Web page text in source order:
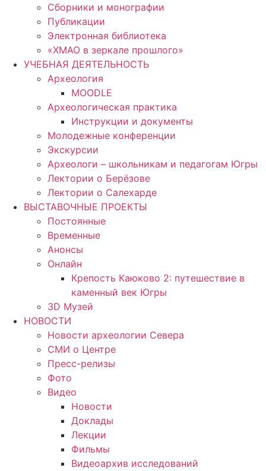
Сборники и монографии
Публикации
Электронная библиотека
«ХМАО в зеркале прошлого»
УЧЕБНАЯ ДЕЯТЕЛЬНОСТЬ
Археология
MOODLE
Археологическая практика
Инструкции и документы
Молодежные конференции
Экскурсии
Археологи – школьникам и педагогам Югры
Лектории о Берёзове
Лектории о Салехарде
ВЫСТАВОЧНЫЕ ПРОЕКТЫ
Постоянные
Временные
Анонсы
Онлайн
Крепость Каюково 2: путешествие в
каменный век Югры
3D Музей
НОВОСТИ
Новости археологии Севера
СМИ о Центре
Пресс-релизы
Фото
Видео
Новости
Доклады
Лекции
Фильмы
Видеоархив исследований